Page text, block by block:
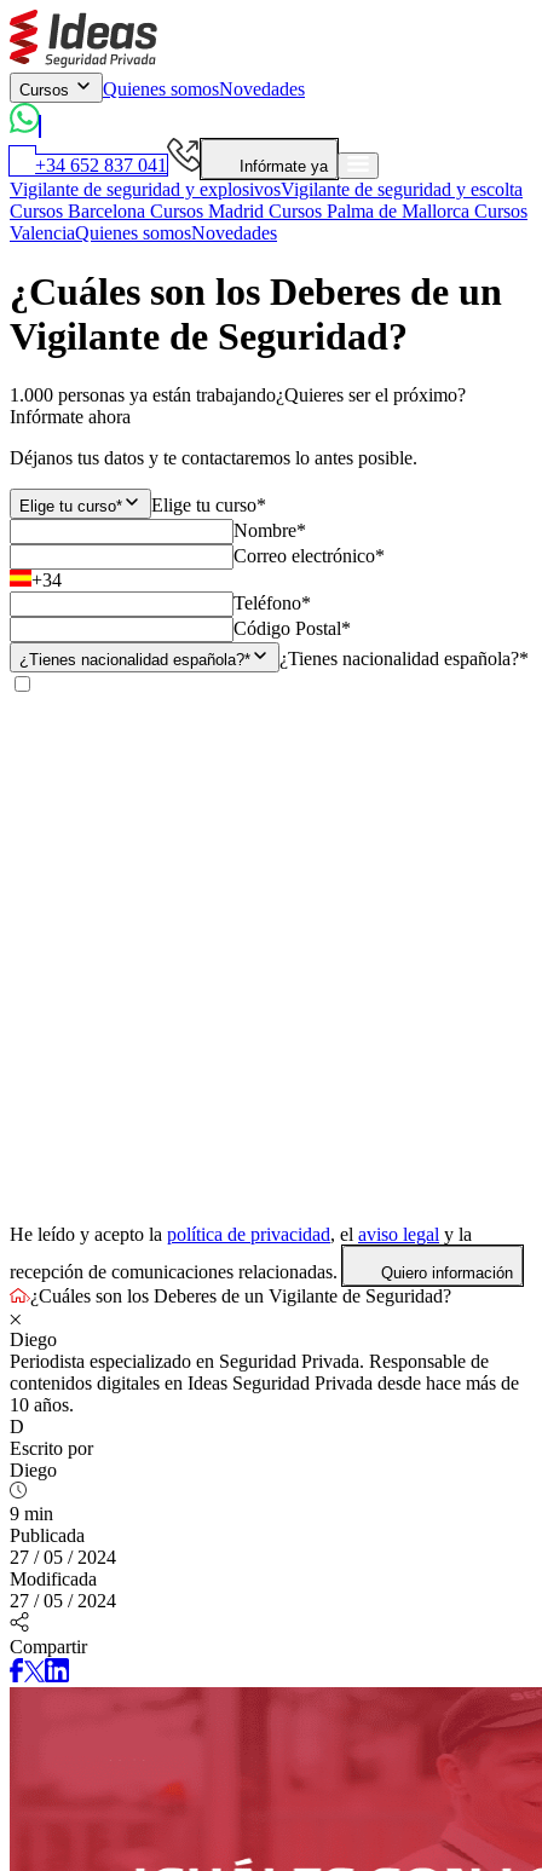
Cursos Quienes somosNovedades
+34 652 837 041 Infórmate ya
Vigilante de seguridad y explosivosVigilante de seguridad y escolta
Cursos Barcelona Cursos Madrid Cursos Palma de Mallorca Cursos
ValenciaQuienes somosNovedades
¿Cuáles son los Deberes de un
Vigilante de Seguridad?
1.000 personas ya están trabajando¿Quieres ser el próximo?
Infórmate ahora
Déjanos tus datos y te contactaremos lo antes posible.
Elige tu curso*
Elige tu curso*
Nombre*
Correo electrónico*
+34
Teléfono*
Código Postal*
¿Tienes nacionalidad española?* ¿Tienes nacionalidad española?*
He leído y acepto la política de privacidad, el aviso legal y la
recepción de comunicaciones relacionadas.
Quiero información
¿Cuáles son los Deberes de un Vigilante de Seguridad?
Diego
Periodista especializado en Seguridad Privada. Responsable de
contenidos digitales en Ideas Seguridad Privada desde hace más de
10 años.
D
Escrito por
Diego
9 min
Publicada
27 / 05 / 2024
Modificada
27 / 05 / 2024
Compartir